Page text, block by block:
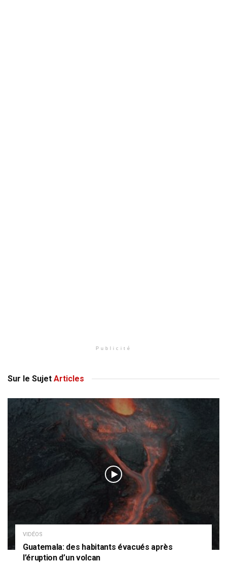
Publicité
Sur le Sujet Articles
VIDÉOS
Guatemala: des habitants évacués après
l’éruption d’un volcan